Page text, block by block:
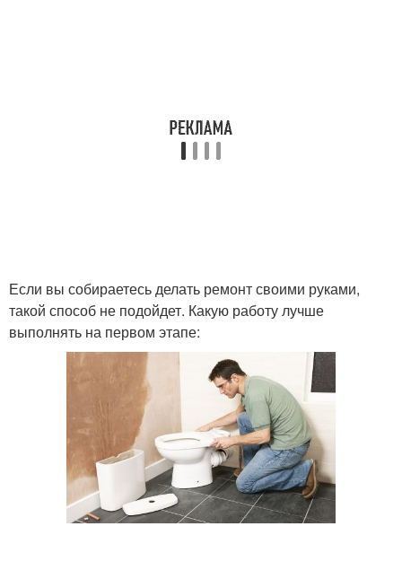
Если вы собираетесь делать ремонт своими руками,
такой способ не подойдет. Какую работу лучше
выполнять на первом этапе: